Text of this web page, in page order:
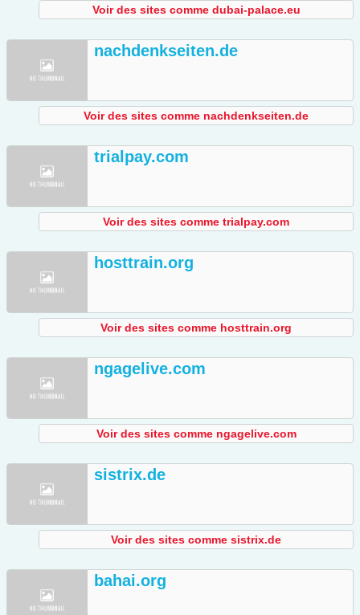
Voir des sites comme dubai-palace.eu
nachdenkseiten.de
Voir des sites comme nachdenkseiten.de
trialpay.com
Voir des sites comme trialpay.com
hosttrain.org
Voir des sites comme hosttrain.org
ngagelive.com
Voir des sites comme ngagelive.com
sistrix.de
Voir des sites comme sistrix.de
bahai.org